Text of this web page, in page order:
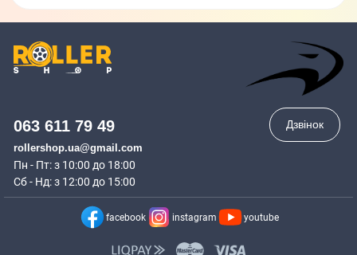
063 611 79 49
rollershop.ua@gmail.com
Пн - Пт: з 10:00 до 18:00
Сб - Нд: з 12:00 до 15:00
Дзвінок
facebook instagram youtube